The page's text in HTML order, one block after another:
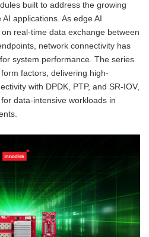
built to address the growing
applications. As edge AI
real-time data exchange between
network connectivity has
system performance. The series
factors, delivering high-
with DPDK, PTP, and SR-IOV,
data-intensive workloads in